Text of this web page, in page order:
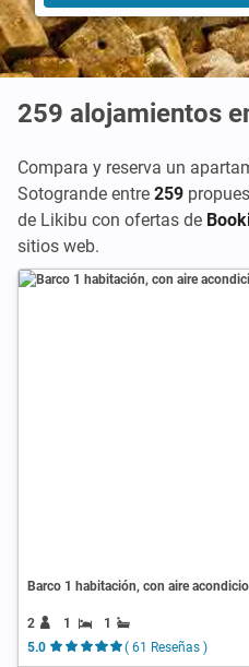
259 alojamientos
Compara y reserva un
Sotogrande entre 259
de Likibu con ofertas de
sitios web.
Barco 1 habitación, con aire
2 1
1
5.0
( 61 Reseñas )